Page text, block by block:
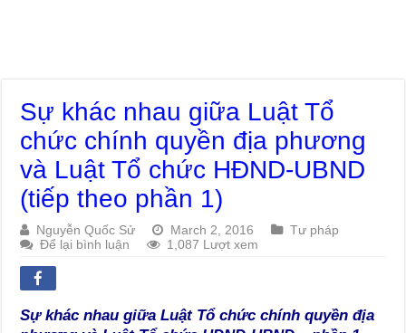
Sự khác nhau giữa Luật Tổ
chức chính quyền địa phương
và Luật Tổ chức HĐND-UBND
(tiếp theo phần 1)
Nguyễn Quốc Sử March 2, 2016
Tư pháp
Để lại bình luận
1,087 Lượt xem
Sự khác nhau giữa Luật Tổ chức chính quyền địa